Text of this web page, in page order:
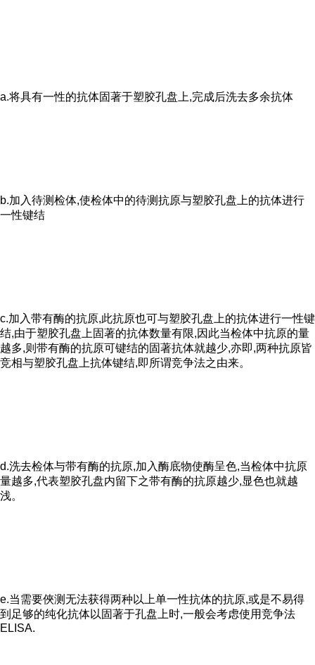
a.将具有一性的抗体固著于塑胶孔盘上,完成后洗去多余抗体
b.加入待测检体,使检体中的待测抗原与塑胶孔盘上的抗体进行
一性键结
c.加入带有酶的抗原,此抗原也可与塑胶孔盘上的抗体进行一性键
结,由于塑胶孔盘上固著的抗体数量有限,因此当检体中抗原的量
越多,则带有酶的抗原可键结的固著抗体就越少,亦即,两种抗原皆
竞相与塑胶孔盘上抗体键结,即所谓竞争法之由来。
d.洗去检体与带有酶的抗原,加入酶底物使酶呈色,当检体中抗原
量越多,代表塑胶孔盘内留下之带有酶的抗原越少,显色也就越
浅。
e.当需要俠测无法获得两种以上单一性抗体的抗原,或是不易得
到足够的纯化抗体以固著于孔盘上时,一般会考虑使用竞争法
ELISA.